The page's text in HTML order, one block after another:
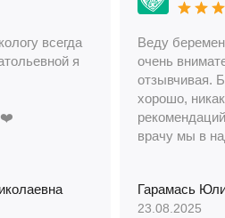
всегда
я
Веду
очень
отзывчивая.
хорошо,
врачу мы в
Гарамась
23.08.2025